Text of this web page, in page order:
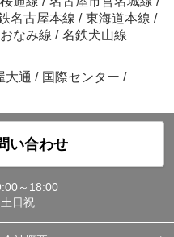
名古屋本線 / 東海道本線 /
なみ線 / 名鉄犬山線
大通 / 国際センター /
い合わせ
～18:00
土日祝